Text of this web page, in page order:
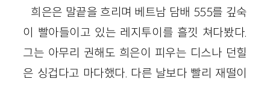
희은은 말끝을 흐리며 베트남 담배 555를 깊숙
이 빨아들이고 있는 레지투이를 흘낏 쳐다봤다.
그는 아무리 권해도 희은이 피우는 디스나 던힐
은 싱겁다고 마다했다. 다른 날보다 빨리 재떨이